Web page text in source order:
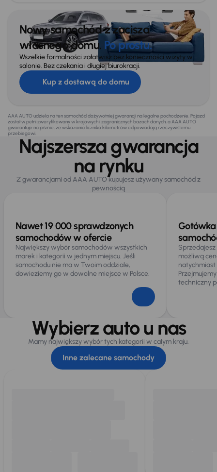
Nowy samochód z zacisza
własnego domu. Po prostu.
Wszelkie formalności załatwisz bez konieczności wizyty w
salonie. Bez czekania i długiej biurokracji.
Kup z dostawą do domu
AAA AUTO udziela na ten samochód dożywotniej gwarancji na legalne pochodzenie. Pojazd
został w pełni zweryfikowany w krajowych i zagranicznych bazach danych, a AAA AUTO
gwarantuje na piśmie, że wskazania licznika kilometrów odpowiadają rzeczywistemu
przebiegowi.
Najszersza gwarancja
na rynku
Z gwarancjami od AAA AUTO kupujesz używany samochód z
pewnością
Nawet 19 000 sprawdzonych
samochodów w ofercie
Największy wybór samochodów wszystkich
marek i kategorii w jednym miejscu. Jeśli
samochodu nie ma w Twoim oddziale,
dowieziemy go w dowolne miejsce w Polsce.
możliwą
techniczny
Wybierz auto u nas
Mamy największy wybór tych kategorii w całym kraju.
Inne zalecane samochody